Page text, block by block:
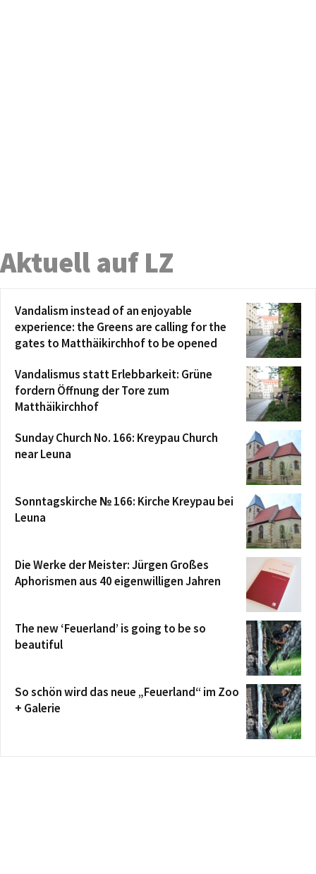
Aktuell auf LZ
Vandalism instead of an enjoyable
experience: the Greens are calling for the
gates to Matthäikirchhof to be opened
Vandalismus statt Erlebbarkeit: Grüne
fordern Öffnung der Tore zum
Matthäikirchhof
Sunday Church No. 166: Kreypau Church
near Leuna
Sonntagskirche № 166: Kirche Kreypau bei
Leuna
Die Werke der Meister: Jürgen Großes
Aphorismen aus 40 eigenwilligen Jahren
The new ‘Feuerland’ is going to be so
beautiful
So schön wird das neue „Feuerland“ im Zoo
+ Galerie